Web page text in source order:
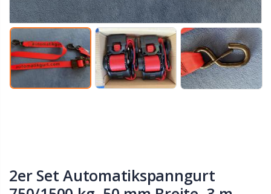
2er Set Automatikspanngurt